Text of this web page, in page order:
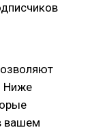
Ниже
вашем